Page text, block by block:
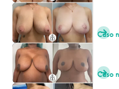
Caso

Caso
